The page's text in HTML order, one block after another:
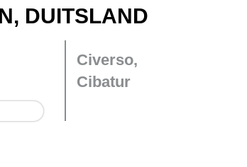
DUITSLAND
Civerso,
Cibatur